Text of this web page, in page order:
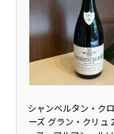
シャンベルタン・ク
ーズ グラン・クリュ